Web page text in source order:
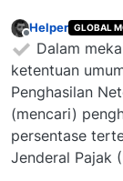
Offline
Helper GLOBAL
Dalam
ketentuan
Penghasilan
(mencari)
persentase
Jenderal Pajak